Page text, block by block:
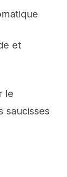
et
le
saucisses